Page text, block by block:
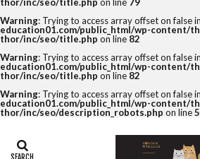
Warning: Trying to access array offset on false in
education01.com/public_html/wp-content/
thor/inc/seo/title.php on line 82
Warning: Trying to access array offset on false in
education01.com/public_html/wp-content/
thor/inc/seo/title.php on line 82
Warning: Trying to access array offset on false in
education01.com/public_html/wp-content/
thor/inc/seo/description_robots.php on line